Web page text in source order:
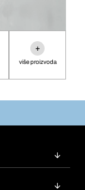
+
više proizvoda